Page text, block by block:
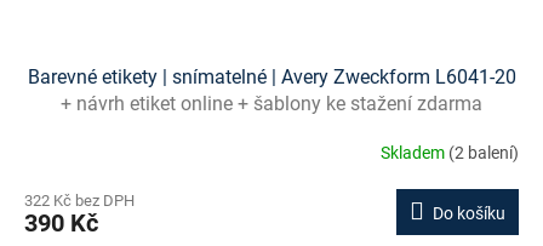
Barevné etikety | snímatelné | Avery Zweckform L6041-20
+ návrh etiket online + šablony ke stažení zdarma
Skladem (2 balení)
322 Kč bez DPH
390 Kč Do košíku